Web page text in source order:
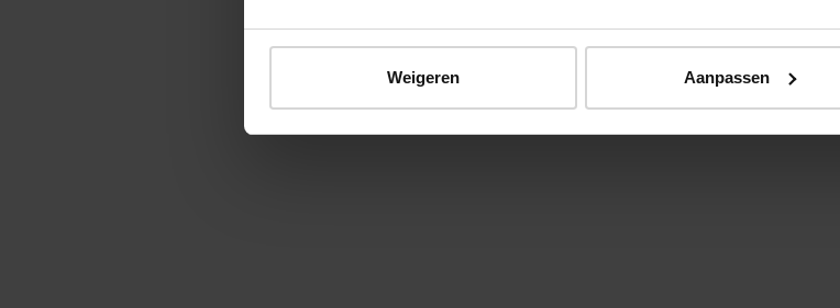
Weigeren Aanpassen
© 2026 Stichting Forten Nederland Over ons Doneer nu Disclaimer Contact